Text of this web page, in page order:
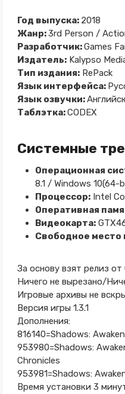
Год выпуска: 2018
Жанр:3rd Person /
Разработчик:Games
Издатель:Kalypso
Тип издания:RePack
Язык интерфейса:
Язык озвучки:
Таблэтка:CODEX
Системные
Операционная
8.1 / Windows 10(64-
Процессор:Intel
Оперативная
Видеокарта:
Свободное место
За основу взят релиз от
Ничего не вырезано/
Игровые архивы не
Версия игры 1.3.1
Дополнения:
816140=Shadows:
953980=Shadows:
Chronicles
953981=Shadows:
Время установки 3